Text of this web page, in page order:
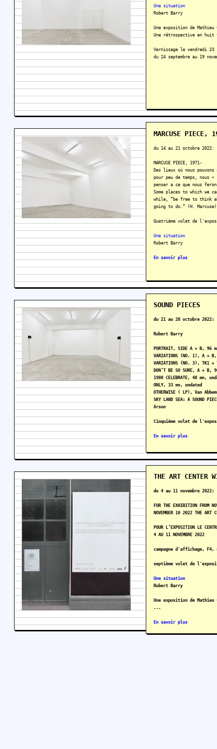
Une situation
Robert Barry
Une exposition de
Une rétrospective en huit
Vernissage le vendredi 23
du 24 septembre au 19
MARCUSE PIECE,
du 14 au 21 octobre 2022:
MARCUSE PIECE, 1971-
Des lieux où nous
pour peu de temps, nous
penser a ce que nous
Some places to which we
while, “be free to think
going to do.” (H. Marcuse)
Quatrième volet de
Une situation
Robert Barry
En savoir plus
SOUND PIECES
du 21 au 28 octobre 2022:
Robert Barry
PORTRAIT, SIDE A + B, 96
VARIATIONS (NO. 1), A +
VARIATIONS (NO. 3), TK1
DON’T BE SO SURE, A + B,
1980 CELEBRATE, 48 mn,
ONLY, 33 mn, undated
OTHERWISE (‎ LP), Van
SKY LAND SEA: A SOUND
Arson
Cinquième volet de
En savoir plus
THE ART CENTER
du 4 au 11 novembre 2022:
FOR THE EXHIBITION FROM
NOVEMBER 10 2022 THE ART
POUR L’EXPOSITION LE
4 AU 11 NOVEMBRE 2022
campagne d'affichage, F4,
septième volet de
Une situation
Robert Barry
Une exposition de
...
En savoir plus